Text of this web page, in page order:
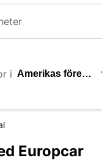
i
Europcar